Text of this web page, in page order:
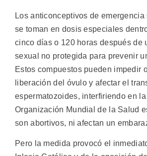
Los anticonceptivos de
se toman en dosis especiales
cinco días o 120 horas después de
sexual no protegida para prevenir
Estos compuestos pueden impedir
liberación del óvulo y afectar el
espermatozoides, interfiriendo en
Organización Mundial de la Salud
son abortivos, ni afectan un
Pero la medida provocó el